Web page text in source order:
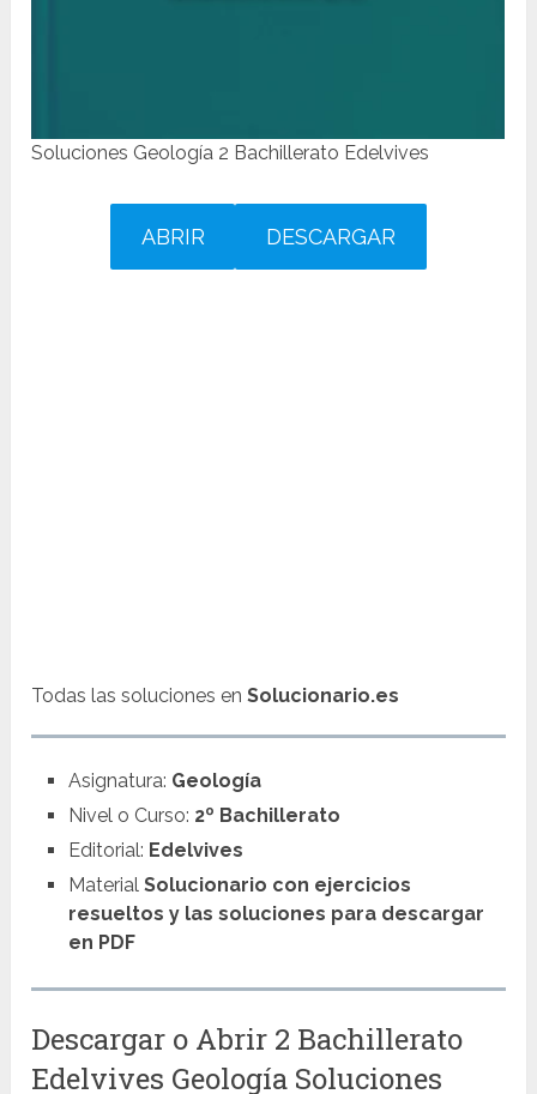
Soluciones Geología 2 Bachillerato Edelvives
ABRIR DESCARGAR
Todas las soluciones enSolucionario.es
Asignatura: Geología
Nivel o Curso: 2º Bachillerato
Editorial: Edelvives
Material Solucionario con ejercicios
resueltos y las soluciones para descargar
en PDF
Descargar o Abrir 2 Bachillerato
Edelvives Geología Soluciones